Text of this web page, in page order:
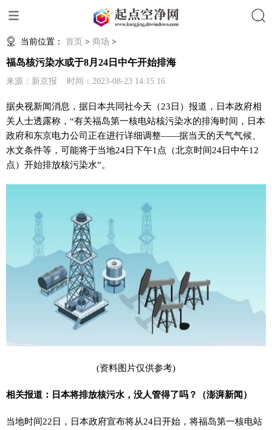
当前位置： 首页 > 商场 >
福岛核污染水或于8月24日中午开始排海
来源：新京报 时间：2023-08-23 14:15:16
据央视新闻消息，据日本共同社今天（23日）报道，日本政府相
关人士透露称，“有关福岛第一核电站核污染水的排海时间，日本
政府和东京电力公司正在进行详细调整——据当天的天气气候、
水文条件等，可能将于当地24日下午1点（北京时间24日中午12
点）开始排放核污染水”。
(资料图片仅供参考)
相关报道：日本将排放核污水，没人管得了吗？（澎湃新闻）
当地时间22日，日本政府宣布将从24日开始，将福岛第一核电站